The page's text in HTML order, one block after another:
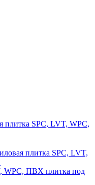
плитка SPC, LVT, WPC,
плитка SPC, LVT,
WPC, ПВХ плитка под